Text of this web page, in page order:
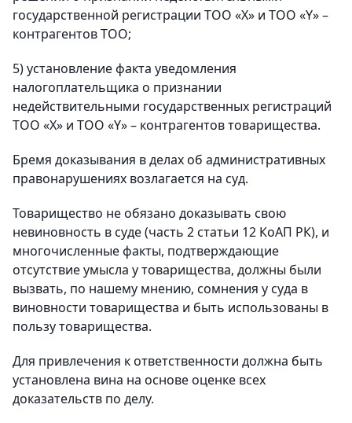
государственной регистрации ТОО «Х» и ТОО «Y» –
контрагентов ТОО;
5) установление факта уведомления
налогоплательщика о признании
недействительными государственных регистраций
ТОО «Х» и ТОО «Y» – контрагентов товарищества.
Бремя доказывания в делах об административных
правонарушениях возлагается на суд.
Товарищество не обязано доказывать свою
невиновность в суде (часть 2 статьи 12 КоАП РК), и
многочисленные факты, подтверждающие
отсутствие умысла у товарищества, должны были
вызвать, по нашему мнению, сомнения у суда в
виновности товарищества и быть использованы в
пользу товарищества.
Для привлечения к ответственности должна быть
установлена вина на основе оценке всех
доказательств по делу.